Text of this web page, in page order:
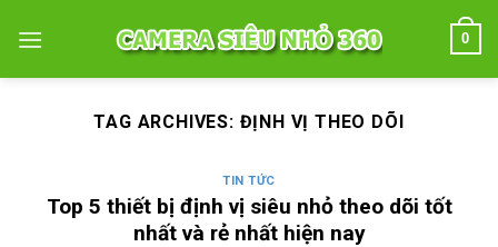
0
TAG ARCHIVES: ĐỊNH VỊ THEO DÕI
TIN TỨC
Top 5 thiết bị định vị siêu nhỏ theo dõi tốt
nhất và rẻ nhất hiện nay